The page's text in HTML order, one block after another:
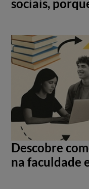
sociais,
Descobre
na faculdade